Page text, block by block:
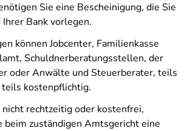
Sie eine Bescheinigung, die Sie
Bank vorlegen.
können Jobcenter, Familienkasse
Schuldnerberatungsstellen, der
oder Anwälte und Steuerberater, teils
kostenpflichtig.
nicht rechtzeitig oder kostenfrei,
beim zuständigen Amtsgericht eine